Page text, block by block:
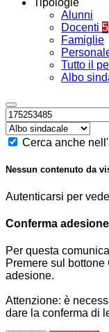
Tipologie
Alunni
Docenti 5
Famiglie
Tutto il
Albo
Cerca anche
Nessun contenuto da
Autenticarsi per
Conferma adesione
Per questa
Premere sul
adesione.
Attenzione: è
dare la conferma di